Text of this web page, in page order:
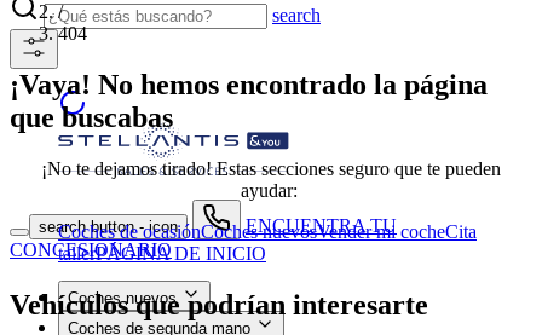
search
search button - icon
ENCUENTRA TU
CONCESIONARIO
Coches nuevos
Coches de segunda mano
/
404
¡Vaya! No hemos encontrado la página
que buscabas
¡No te dejamos tirado! Estas secciones seguro que te pueden
ayudar:
Coches de ocasiónCoches nuevosVender mi cocheCita
tallerPÁGINA DE INICIO
Vehículos que podrían interesarte